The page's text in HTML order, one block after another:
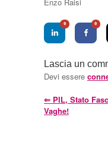
0 0
Lascia un
Devi essere
⇐ PIL, Stato
Vaghe!